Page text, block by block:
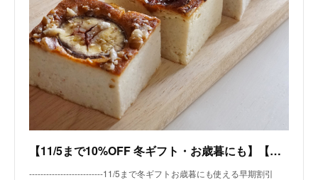
【11/5まで10%OFF 冬ギフト・お歳暮にも】【おすすめ4種つめ合わせ】麹チーズケーキ ギフトBOX［無添加・グルテンフリー］ | 里山BOTANICAL オンラインストア powered by
--------------------------11/5まで冬ギフトお歳暮にも使える早期割引